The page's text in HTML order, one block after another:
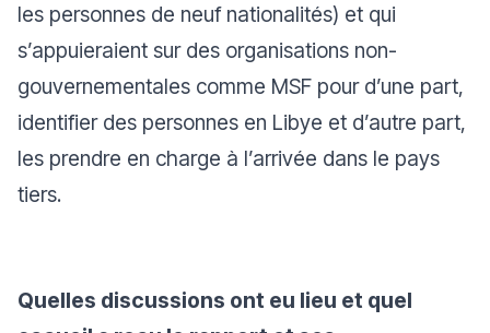
les personnes de neuf nationalités) et qui
s’appuieraient sur des organisations non-
gouvernementales comme MSF pour d’une part,
identifier des personnes en Libye et d’autre part,
les prendre en charge à l’arrivée dans le pays
tiers.
Quelles discussions ont eu lieu et quel